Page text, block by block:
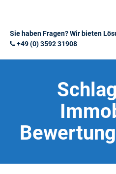
Sie haben Fragen? Wir bieten
+49 (0) 3592 31908